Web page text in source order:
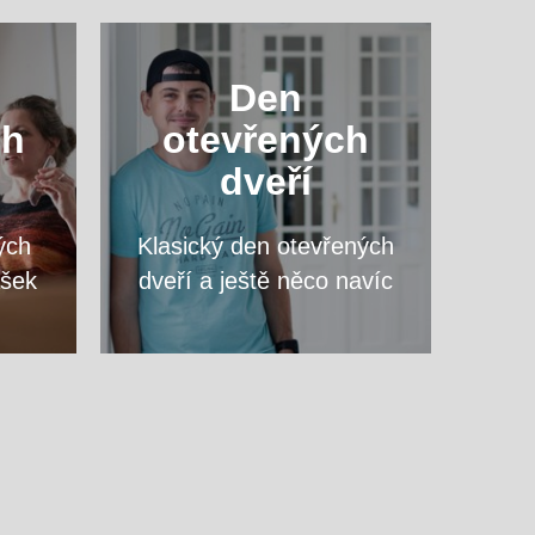
Den
otevřených
dveří
Klasický den otevřených
dveří a ještě něco navíc
Navštivte nás a zeptejte se
na cokoliv, co vás zajímá,
přímo vyučujících svého
vysněného programu.
VÍCE